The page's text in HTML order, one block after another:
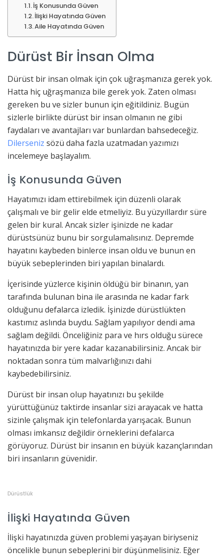
İş Konusunda Güven
İlişki Hayatında Güven
Aile Hayatında Güven
Dürüst Bir İnsan Olma
Dürüst bir insan olmak için çok uğraşmanıza gerek yok.
Hatta hiç uğraşmanıza bile gerek yok. Zaten olması
gereken bu ve sizler bunun için eğitildiniz. Bugün
sizlerle birlikte dürüst bir insan olmanın ne gibi
faydaları ve avantajları var bunlardan bahsedeceğiz.
Dilerseniz sözü daha fazla uzatmadan yazımızı
incelemeye başlayalım.
İş Konusunda Güven
Hayatımızı idam ettirebilmek için düzenli olarak
çalışmalı ve bir gelir elde etmeliyiz. Bu yüzyıllardır süre
gelen bir kural. Ancak sizler işinizde ne kadar
dürüstsünüz bunu bir sorgulamalısınız. Depremde
hayatını kaybeden binlerce insan oldu ve bunun en
büyük sebeplerinden biri yapılan binalardı.
İçerisinde yüzlerce kişinin öldüğü bir binanın, yan
tarafında bulunan bina ile arasında ne kadar fark
olduğunu defalarca izledik. İşinizde dürüstlükten
kastımız aslında buydu. Sağlam yapılıyor dendi ama
sağlam değildi. Önceliğiniz para ve hırs olduğu sürece
hayatınızda bir yere kadar kazanabilirsiniz. Ancak bir
noktadan sonra tüm malvarlığınızı dahi
kaybedebilirsiniz.
Dürüst bir insan olup hayatınızı bu şekilde
yürüttüğünüz taktirde insanlar sizi arayacak ve hatta
sizinle çalışmak için telefonlarda yarışacak. Bunun
olması imkansız değildir örneklerini defalarca
görüyoruz. Dürüst bir insanın en büyük kazançlarından
biri insanların güvenidir.
Dürüstlük
İlişki Hayatında Güven
İlişki hayatınızda güven problemi yaşayan biriyseniz
öncelikle bunun sebeplerini bir düşünmelisiniz. Eğer